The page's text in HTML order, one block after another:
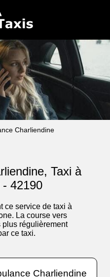
de tarif
pro
Charliendine
Taxi à
- 42190
ce service de taxi à
La course vers
plus régulièrement
ce taxi.
Charliendine